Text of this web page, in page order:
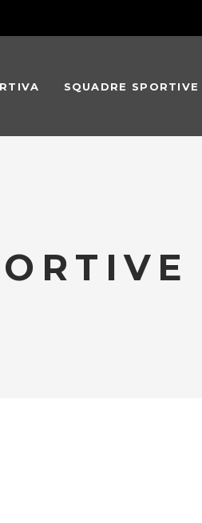
SQUADRE SPORTIVE